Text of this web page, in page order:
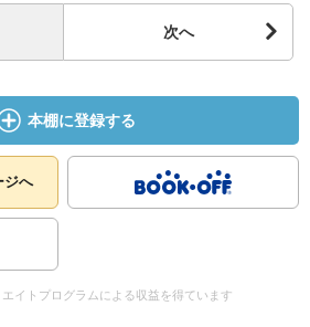
次へ
本棚に登録する
ジへ
イトプログラムによる収益を得ています